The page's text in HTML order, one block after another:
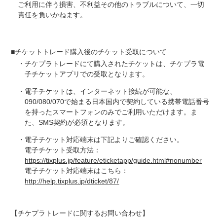
ご利用に伴う損害、不利益その他のトラブルについて、一切
責任を負いかねます。
■チケットトレード購入後のチケット受取について
・チケプラトレードにて購入されたチケットは、チケプラ電
子チケットアプリでの受取となります。
・電子チケットは、インターネット接続が可能な、
090/080/070で始まる日本国内で契約している携帯電話番号
を持ったスマートフォンのみでご利用いただけます。ま
た、SMS契約が必須となります。
・電子チケット対応端末は下記よりご確認ください。
電子チケット受取方法：
https://tixplus.jp/feature/eticketapp/guide.html#nonumber
電子チケット対応端末はこちら：
http://help.tixplus.jp/dticket/87/
【チケプラトレードに関するお問い合わせ】